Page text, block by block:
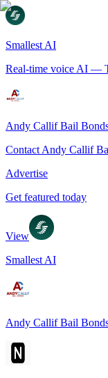
Smallest AI
Real-time voice AI —
Andy Callif Bail
Contact Andy Callif
Advertise
Get featured today
View
Smallest AI
Andy Callif Bail